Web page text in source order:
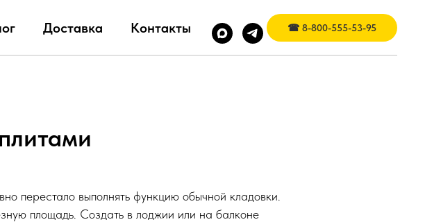
Доставка Контакты ☎ 8-800-555-53-95
перестало выполнять функцию обычной кладовки.
площадь. Создать в лоджии или на балконе